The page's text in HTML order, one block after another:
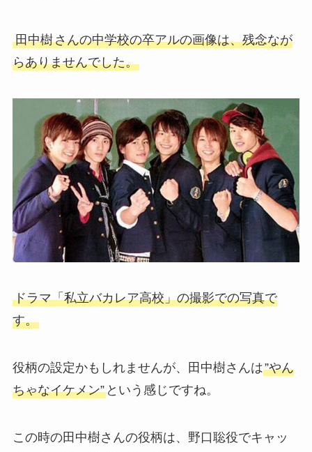
田中樹さんの中学校の卒アルの画像は、残念なが
らありませんでした。
ドラマ「私立バカレア高校」の撮影での写真で
す。
役柄の設定かもしれませんが、田中樹さんは”やん
ちゃなイケメン”という感じですね。
この時の田中樹さんの役柄は、野口聡役でキャッ